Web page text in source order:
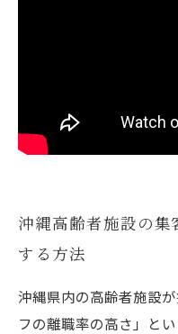
沖縄高齢者施設の
する方法
沖縄県内の高齢者施設
フの離職率の高さ」と